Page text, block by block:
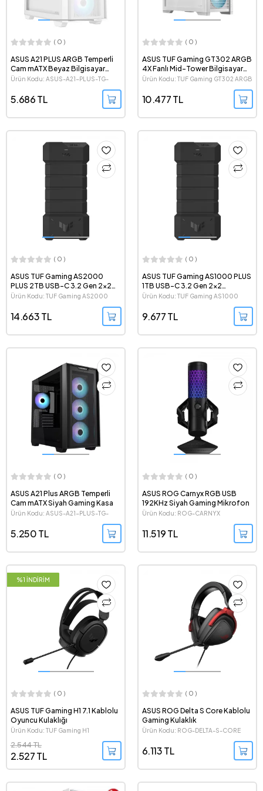
( 0 )
ASUS A21 PLUS ARGB Temperli
Cam mATX Beyaz Bilgisayar
Kasası
Ürün Kodu: ASUS-A21-PLUS-TG-
5.686 TL
( 0 )
ASUS TUF Gaming GT302 ARGB
4X Fanlı Mid-Tower Bilgisayar
Kasası
Ürün Kodu: TUF Gaming GT302 ARGB
10.477 TL
( 0 )
ASUS TUF Gaming AS2000
PLUS 2TB USB-C 3.2 Gen 2x2
Taşınabilir SSD
Ürün Kodu: TUF Gaming AS2000
14.663 TL
( 0 )
ASUS TUF Gaming AS1000 PLUS
1TB USB-C 3.2 Gen 2x2
Taşınabilir SSD
Ürün Kodu: TUF Gaming AS1000
9.677 TL
( 0 )
ASUS A21 Plus ARGB Temperli
Cam mATX Siyah Gaming Kasa
Ürün Kodu: ASUS-A21-PLUS-TG-
5.250 TL
( 0 )
ASUS ROG Carnyx RGB USB
192KHz Siyah Gaming Mikrofon
Ürün Kodu: ROG-CARNYX
11.519 TL
%1 İNDİRİM
( 0 )
ASUS TUF Gaming H1 7.1 Kablolu
Oyuncu Kulaklığı
Ürün Kodu: TUF Gaming H1
2.527 TL
2.544 TL
( 0 )
ASUS ROG Delta S Core Kablolu
Gaming Kulaklık
Ürün Kodu: ROG-DELTA-S-CORE
6.113 TL